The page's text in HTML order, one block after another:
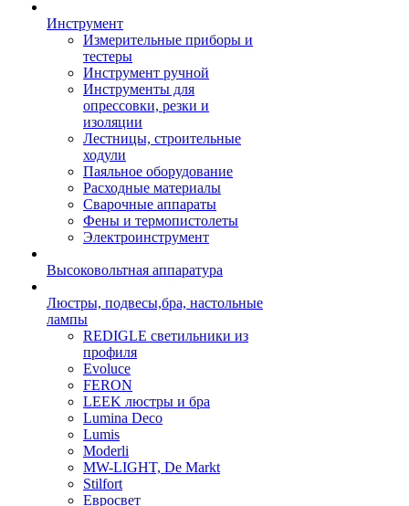
Инструмент
Измерительные приборы и
тестеры
Инструмент ручной
Инструменты для
опрессовки, резки и
изоляции
Лестницы, строительные
ходули
Паяльное оборудование
Расходные материалы
Сварочные аппараты
Фены и термопистолеты
Электроинструмент
Высоковольтная аппаратура
Люстры, подвесы,бра, настольные
лампы
REDIGLE светильники из
профиля
Evoluce
FERON
LEEK люстры и бра
Lumina Deco
Lumis
Moderli
MW-LIGHT, De Markt
Stilfort
Евросвет